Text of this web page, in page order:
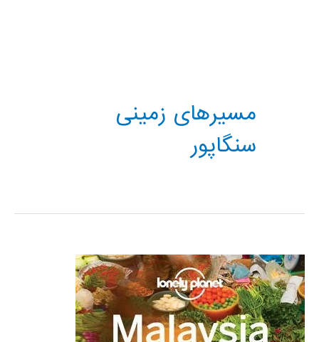
مسیرهای زمینی
سنگاپور